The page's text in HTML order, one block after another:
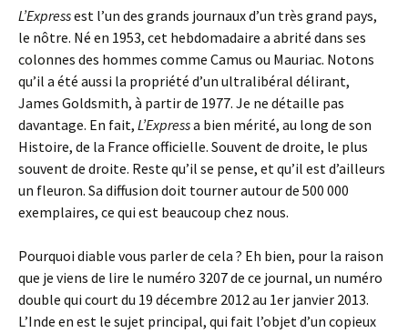
L’Expressest l’un des grands journaux d’un très grand pays,
le nôtre. Né en 1953, cet hebdomadaire a abrité dans ses
colonnes des hommes comme Camus ou Mauriac. Notons
qu’il a été aussi la propriété d’un ultralibéral délirant,
James Goldsmith, à partir de 1977. Je ne détaille pas
davantage. En fait, L’Expressa bien mérité, au long de son
Histoire, de la France officielle. Souvent de droite, le plus
souvent de droite. Reste qu’il se pense, et qu’il est d’ailleurs
un fleuron. Sa diffusion doit tourner autour de 500 000
exemplaires, ce qui est beaucoup chez nous.
Pourquoi diable vous parler de cela ? Eh bien, pour la raison
que je viens de lire le numéro 3207 de ce journal, un numéro
double qui court du 19 décembre 2012 au 1er janvier 2013.
L’Inde en est le sujet principal, qui fait l’objet d’un copieux